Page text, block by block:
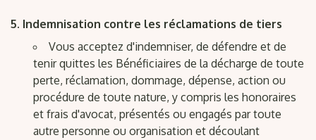
Indemnisation contre les réclamations de tiers
Vous acceptez d'indemniser, de défendre et de
tenir quittes les Bénéficiaires de la décharge de toute
perte, réclamation, dommage, dépense, action ou
procédure de toute nature, y compris les honoraires
et frais d'avocat, présentés ou engagés par toute
autre personne ou organisation et découlant